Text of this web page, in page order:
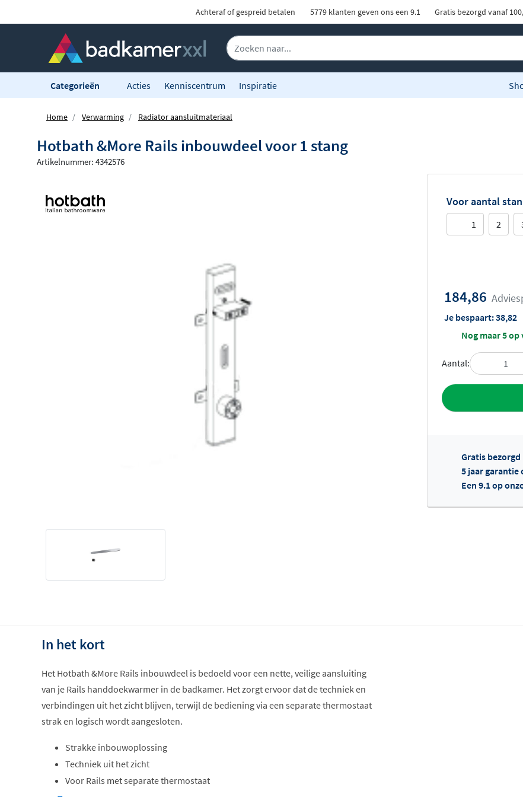
Achteraf of gespreid betalen 5779 klanten geven ons een 9.1 Gratis bezorgd vanaf
Categorieën Acties Kenniscentrum Inspiratie
Home Verwarming Radiator aansluitmateriaal
Hotbath &More Rails inbouwdeel voor 1 stang
Artikelnummer: 4342576
Voor aantal
1 2
184,86
Je bespaart:38,82
Nog maar 5
Aantal:
Toevoegen
Gratis bezorgd
5 jaar garantie
Een 9.1 op
In het kort
Het Hotbath &More Rails inbouwdeel is bedoeld voor een nette, veilige aansluiting
van je Rails handdoekwarmer in de badkamer. Het zorgt ervoor dat de techniek en
verbindingen uit het zicht blijven, terwijl de bediening via een separate thermostaat
strak en logisch wordt aangesloten.
Strakke inbouwoplossing
Techniek uit het zicht
Voor Rails met separate thermostaat